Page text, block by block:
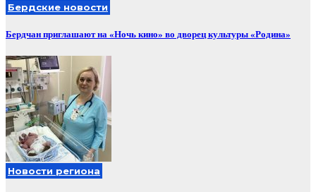
Бердские новости
Бердчан приглашают на «Ночь кино» во дворец культуры «Родина»
Новости региона